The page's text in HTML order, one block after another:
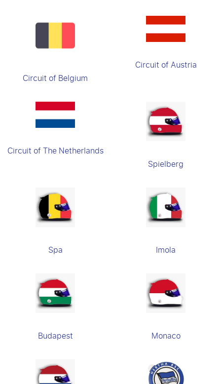
Circuit of Belgium
Circuit of Austria
Circuit of The Netherlands
Spielberg
Spa Imola
Budapest Monaco